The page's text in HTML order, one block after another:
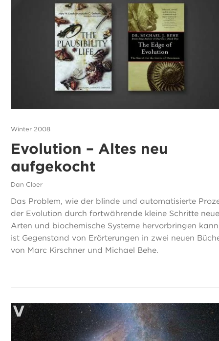
Winter 2008
Evolution – Altes neu
aufgekocht
Dan Cloer
Das Problem, wie der blinde und automatisierte
der Evolution durch fortwährende kleine Schritte
Arten und biochemische Systeme hervorbringen
ist Gegenstand von Erörterungen in zwei neuen
von Marc Kirschner und Michael Behe.